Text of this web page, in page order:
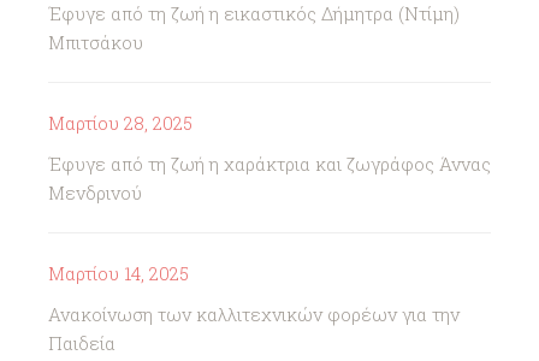
Έφυγε από τη ζωή η εικαστικός Δήμητρα (Ντίμη)
Μπιτσάκου
Μαρτίου 28, 2025
Έφυγε από τη ζωή η χαράκτρια και ζωγράφος Άννας
Μενδρινού
Μαρτίου 14, 2025
Ανακοίνωση των καλλιτεχνικών φορέων για την
Παιδεία